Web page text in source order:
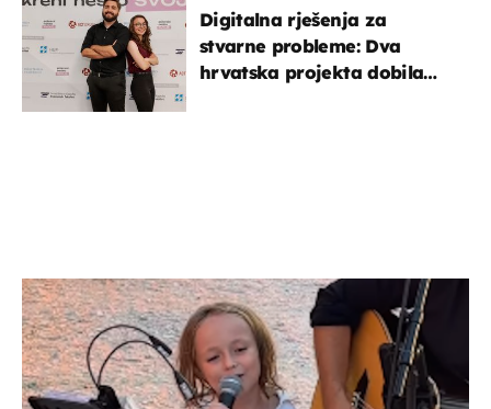
Digitalna rješenja za
stvarne probleme: Dva
hrvatska projekta dobila